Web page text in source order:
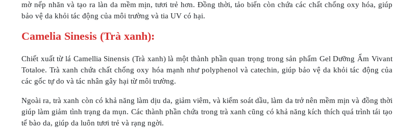
mờ nếp nhăn và tạo ra làn da mềm mịn, tươi trẻ hơn. Đồng thời, tảo biển còn chứa các chất chống oxy hóa, giúp
bảo vệ da khỏi tác động của môi trường và tia UV có hại.
Camelia Sinesis (Trà xanh):
Chiết xuất từ lá Camellia Sinensis (Trà xanh) là một thành phần quan trọng trong sản phẩm Gel Dưỡng Ẩm Vivant
Totaloe. Trà xanh chứa chất chống oxy hóa mạnh như polyphenol và catechin, giúp bảo vệ da khỏi tác động của
các gốc tự do và tác nhân gây hại từ môi trường.
Ngoài ra, trà xanh còn có khả năng làm dịu da, giảm viêm, và kiểm soát dầu, làm da trở nên mềm mịn và đồng thời
giúp làm giảm tình trạng da mụn. Các thành phần chứa trong trà xanh cũng có khả năng kích thích quá trình tái tạo
tế bào da, giúp da luôn tươi trẻ và rạng ngời.